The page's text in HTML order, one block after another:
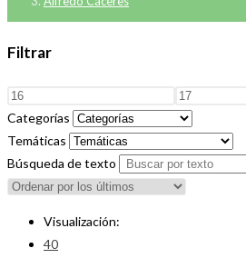
Filtrar
Categorías
Temáticas
Búsqueda de texto
Visualización:
40